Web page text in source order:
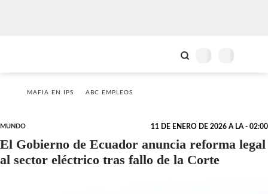
MAFIA EN IPS ABC EMPLEOS
MUNDO 11 DE ENERO DE 2026 A LA - 02:00
El Gobierno de Ecuador anuncia reforma legal
al sector eléctrico tras fallo de la Corte